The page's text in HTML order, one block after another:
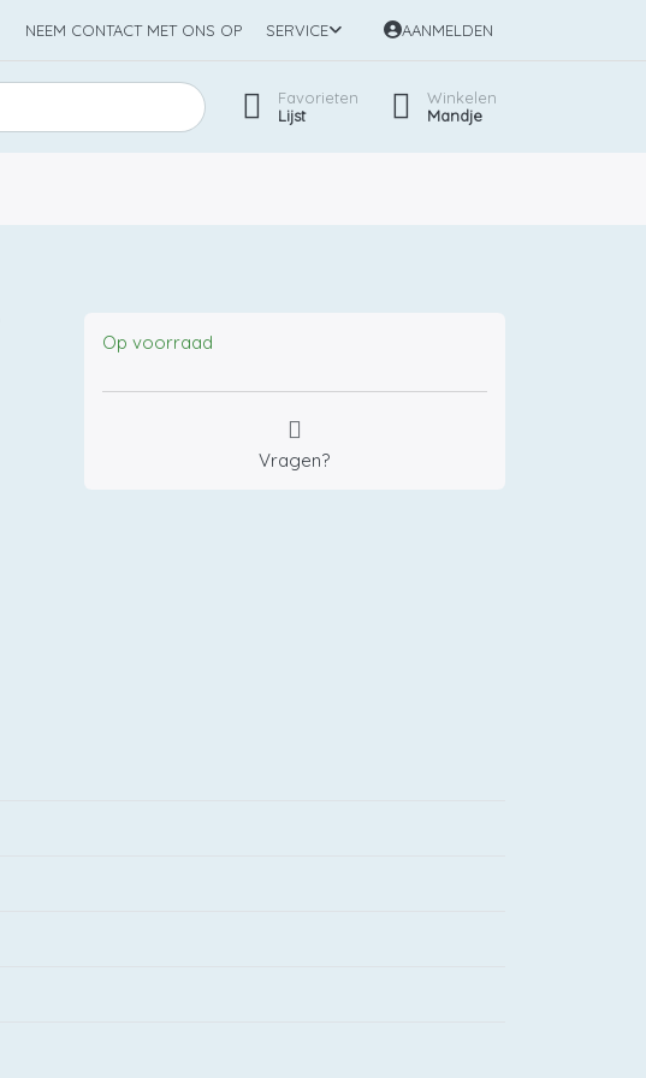
NEEM CONTACT MET ONS OP SERVICE AANMELDEN
Favorieten
Lijst
Winkelen
Mandje
Op voorraad
Vragen?